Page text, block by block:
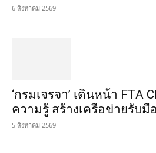
6 สิงหาคม 2569
‘กรมเจรจา’ เดินหน้า FTA
ความรู้ สร้างเครือข่ายรับมื
5 สิงหาคม 2569